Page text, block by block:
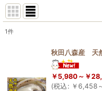
並び順:
1件
秋田八森産 天
￥5,980～ ￥
(税込: ￥ 6,458